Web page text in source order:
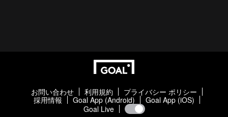
お問い合わせ 利用規約
プライバシー ポリシー
採用情報
Goal App (Android)
Goal App (iOS)
Goal Live